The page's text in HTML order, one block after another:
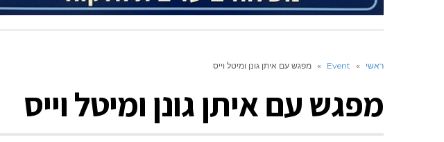
ראשי »
Event
» מפגש עם איתן גונן ומיטל וייס
מפגש עם איתן גונן ומיטל וייס